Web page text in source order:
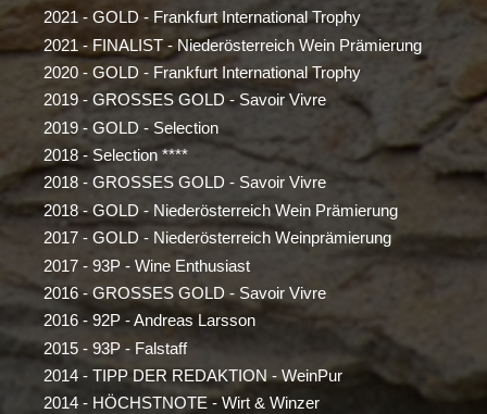
2021 - GOLD - Frankfurt International Trophy
2021 - FINALIST - Niederösterreich Wein Prämierung
2020 - GOLD - Frankfurt International Trophy
2019 - GROSSES GOLD - Savoir Vivre
2019 - GOLD - Selection
2018 - Selection ****
2018 - GROSSES GOLD - Savoir Vivre
2018 - GOLD - Niederösterreich Wein Prämierung
2017 - GOLD - Niederösterreich Weinprämierung
2017 - 93P - Wine Enthusiast
2016 - GROSSES GOLD - Savoir Vivre
2016 - 92P - Andreas Larsson
2015 - 93P - Falstaff
2014 - TIPP DER REDAKTION - WeinPur
2014 - HÖCHSTNOTE - Wirt & Winzer